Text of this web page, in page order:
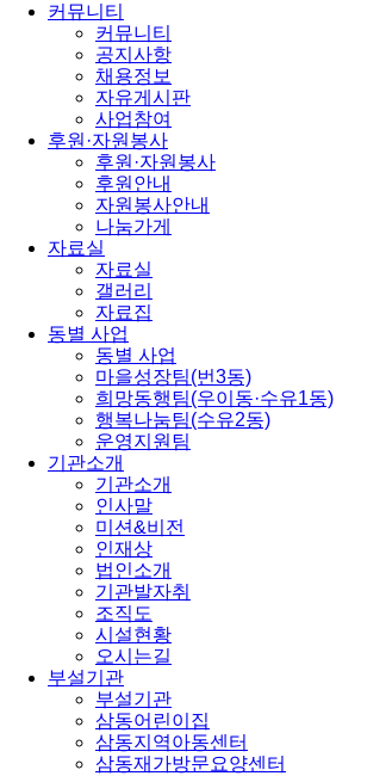
커뮤니티
커뮤니티
공지사항
채용정보
자유게시판
사업참여
후원·자원봉사
후원·자원봉사
후원안내
자원봉사안내
나눔가게
자료실
자료실
갤러리
자료집
동별 사업
동별 사업
마을성장팀(번3동)
희망동행팀(우이동·수유1동)
행복나눔팀(수유2동)
운영지원팀
기관소개
기관소개
인사말
미션&비전
인재상
법인소개
기관발자취
조직도
시설현황
오시는길
부설기관
부설기관
삼동어린이집
삼동지역아동센터
삼동재가방문요양센터